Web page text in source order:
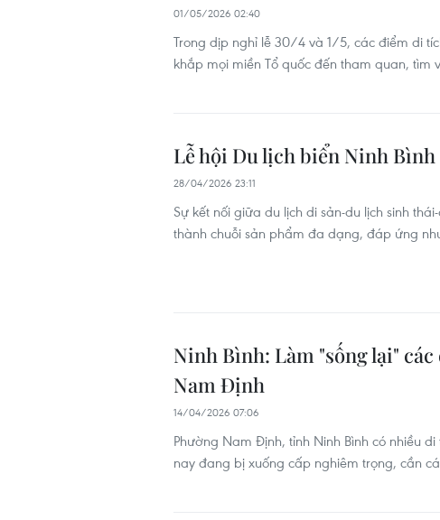
01/05/2026 02:40
Trong dịp nghỉ lễ 30/4 và 1/5, các điểm di
khắp mọi miền Tổ quốc đến tham quan, tìm
Lễ hội Du lịch biển Ninh
28/04/2026 23:11
Sự kết nối giữa du lịch di sản-du lịch sinh
thành chuỗi sản phẩm đa dạng, đáp ứng
Ninh Bình: Làm "sống lại"
Nam Định
14/04/2026 07:06
Phường Nam Định, tỉnh Ninh Bình có nhiều
nay đang bị xuống cấp nghiêm trọng, cần